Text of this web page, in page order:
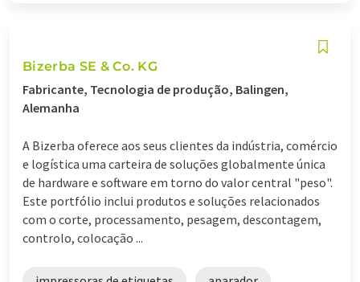
Bizerba SE & Co. KG
Fabricante, Tecnologia de produção, Balingen,
Alemanha
A Bizerba oferece aos seus clientes da indústria, comércio
e logística uma carteira de soluções globalmente única
de hardware e software em torno do valor central "peso".
Este portfólio inclui produtos e soluções relacionados
com o corte, processamento, pesagem, descontagem,
controlo, colocação ...